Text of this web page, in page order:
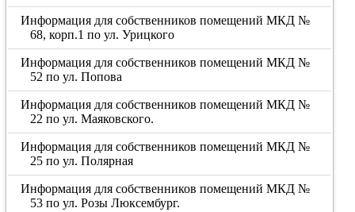
Информация для собственников помещений МКД №
68, корп.1 по ул. Урицкого
Информация для собственников помещений МКД №
52 по ул. Попова
Информация для собственников помещений МКД №
22 по ул. Маяковского.
Информация для собственников помещений МКД №
25 по ул. Полярная
Информация для собственников помещений МКД №
53 по ул. Розы Люксембург.